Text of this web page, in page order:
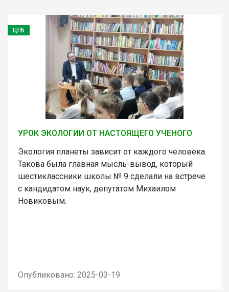
ЦГБ
УРОК ЭКОЛОГИИ ОТ НАСТОЯЩЕГО УЧЕНОГО
Экология планеты зависит от каждого человека.
Такова была главная мысль-вывод, который
шестиклассники школы № 9 сделали на встрече
с кандидатом наук, депутатом Михаилом
Новиковым.
Опубликовано: 2025-03-19